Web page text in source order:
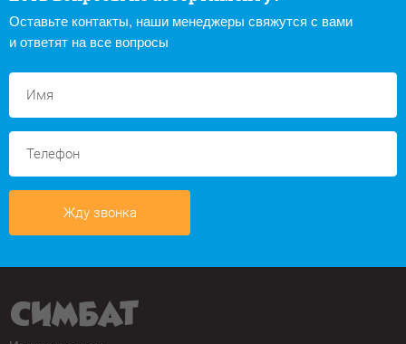
Оставьте контакты, наши менеджеры свяжутся с вами
и ответят на все вопросы
Жду звонка